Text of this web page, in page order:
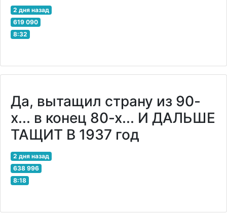
2 дня назад
619 090
8:32
Да, вытащил страну из 90-
х... в конец 80-х... И ДАЛЬШЕ
ТАЩИТ В 1937 год
2 дня назад
638 996
8:18